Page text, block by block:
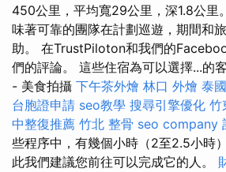
450公里，平均寬29公里，深1.8公
味著可靠的團隊在計劃巡遊，期間和
助。 在TrustPiloton和我們的
們的評論。 這些住宿為可以選擇...的
- 美食拍攝 下午茶外燴 林口 外燴 泰
台胞證申請 seo教學 搜尋引擎優化 竹
中整復推薦 竹北 整骨 seo company
些程序中，有幾個小時（2至2.5小時
此我們建議您前往可以完成它的人。